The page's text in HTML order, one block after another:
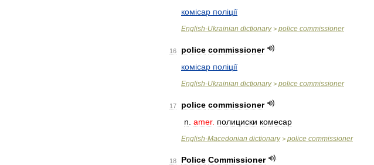
комісар поліції
English-Ukrainian dictionary> police commissioner
16 police commissioner
комісар поліції
English-Ukrainian dictionary> police commissioner
17 police commissioner
n amer. полициски комесар
English-Macedonian dictionary> police commissioner
18 Police Commissioner